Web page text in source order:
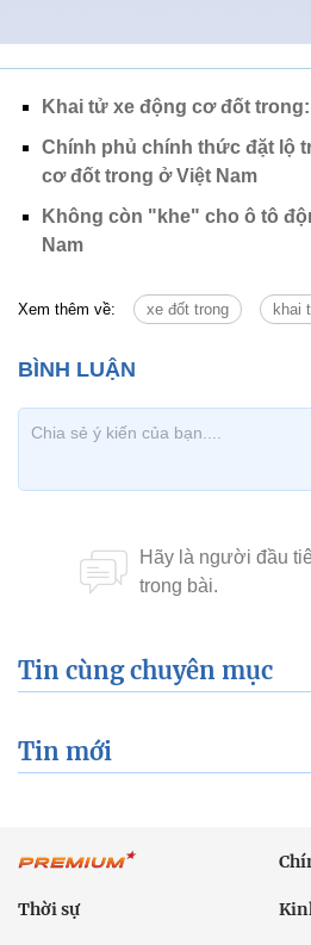
Khai tử xe động cơ đốt
Chính phủ chính thức đặt lộ
cơ đốt trong ở Việt Nam
Không còn "khe" cho ô tô
Nam
Xem thêm về: xe đốt trong khai
Tin cùng chuyên mục
Tin mới
Thời sự